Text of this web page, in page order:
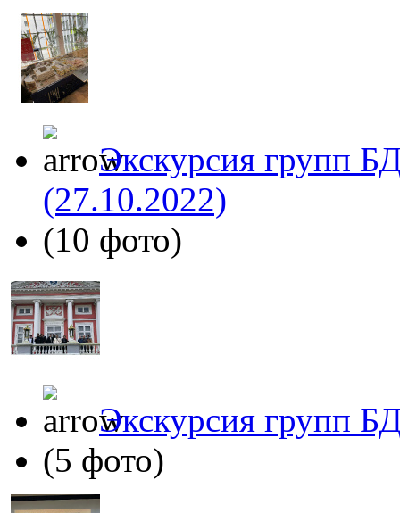
Экскурсия групп
(27.10.2022)
(10 фото)
Экскурсия групп
(5 фото)